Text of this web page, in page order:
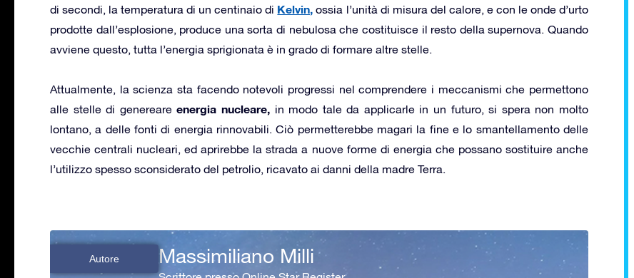
di secondi, la temperatura di un centinaio di Kelvin, ossia l’unità di misura del calore, e con le onde d’urto
prodotte dall’esplosione, produce una sorta di nebulosa che costituisce il resto della supernova. Quando
avviene questo, tutta l’energia sprigionata è in grado di formare altre stelle.
Attualmente, la scienza sta facendo notevoli progressi nel comprendere i meccanismi che permettono
alle stelle di genereareenergia nucleare,in modo tale da applicarle in un futuro, si spera non molto
lontano, a delle fonti di energia rinnovabili. Ciò permetterebbe magari la fine e lo smantellamento delle
vecchie centrali nucleari, ed aprirebbe la strada a nuove forme di energia che possano sostituire anche
l’utilizzo spesso sconsiderato del petrolio, ricavato ai danni della madre Terra.
Autore Massimiliano Milli